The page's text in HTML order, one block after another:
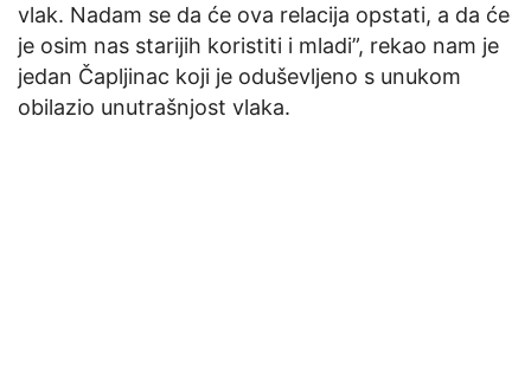
vlak. Nadam se da će ova relacija opstati, a da će
je osim nas starijih koristiti i mladi”, rekao nam je
jedan Čapljinac koji je oduševljeno s unukom
obilazio unutrašnjost vlaka.